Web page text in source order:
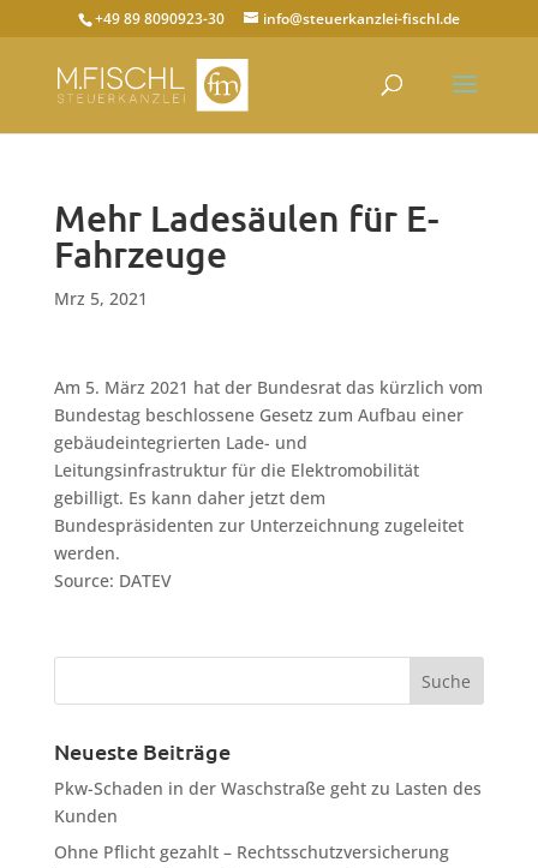
+49 89 8090923-30 info@steuerkanzlei-fischl.de
Mehr Ladesäulen für E-
Fahrzeuge
Mrz 5, 2021
Am 5. März 2021 hat der Bundesrat das kürzlich vom
Bundestag beschlossene Gesetz zum Aufbau einer
gebäudeintegrierten Lade- und
Leitungsinfrastruktur für die Elektromobilität
gebilligt. Es kann daher jetzt dem
Bundespräsidenten zur Unterzeichnung zugeleitet
werden.
Source: DATEV
Neueste Beiträge
Pkw-Schaden in der Waschstraße geht zu Lasten des
Kunden
Ohne Pflicht gezahlt – Rechtsschutzversicherung